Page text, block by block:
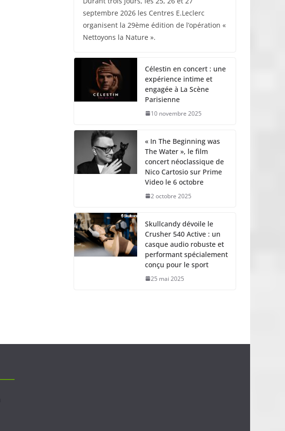
septembre 2026 les Centres E.Leclerc
organisent la 29ème édition de l’opération «
Nettoyons la Nature ».
Célestin en concert : une
expérience intime et
engagée à La Scène
Parisienne
10 novembre 2025
« In The Beginning was
The Water », le film
concert néoclassique de
Nico Cartosio sur Prime
Video le 6 octobre
2 octobre 2025
Skullcandy dévoile le
Crusher 540 Active : un
casque audio robuste et
performant spécialement
conçu pour le sport
25 mai 2025